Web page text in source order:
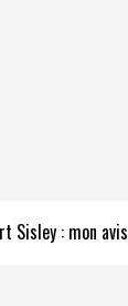
Sisley : mon avis